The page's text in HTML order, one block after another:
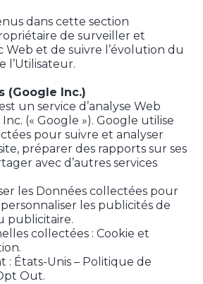
dans cette section
de surveiller et
Web et de suivre l’évolution du
l’Utilisateur.
(Google Inc.)
un service d’analyse Web
(« Google »). Google utilise
pour suivre et analyser
préparer des rapports sur ses
avec d’autres services
les Données collectées pour
les publicités de
publicitaire.
collectées : Cookie et
: États-Unis – Politique de
Out.